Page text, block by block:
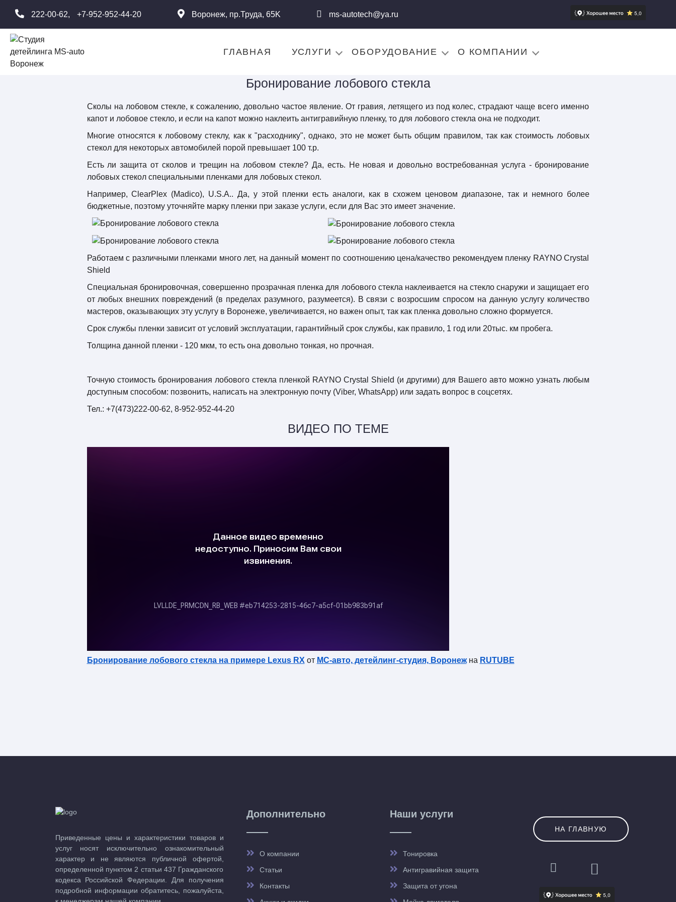
222-00-62, +7-952-952-44-20 Воронеж, пр.Труда, 65K ms-autotech@ya.ru
ГЛАВНАЯ УСЛУГИ ОБОРУДОВАНИЕ О КОМПАНИИ
Бронирование лобового стекла
Сколы на лобовом стекле, к сожалению, довольно частое явление. От гравия, летящего из под колес, страдают чаще всего именно
капот и лобовое стекло, и если на капот можно наклеить антигравийную пленку, то для лобового стекла она не подходит.
Многие относятся к лобовому стеклу, как к "расходнику", однако, это не может быть общим правилом, так как стоимость лобовых
стекол для некоторых автомобилей порой превышает 100 т.р.
Есть ли защита от сколов и трещин на лобовом стекле? Да, есть. Не новая и довольно востребованная услуга - бронирование
лобовых стекол специальными пленками для лобовых стекол.
Например, ClearPlex (Madico), U.S.A.. Да, у этой пленки есть аналоги, как в схожем ценовом диапазоне, так и немного более
бюджетные, поэтому уточняйте марку пленки при заказе услуги, если для Вас это имеет значение.
Работаем с различными пленками много лет, на данный момент по соотношению цена/качество рекомендуем пленку RAYNO Crystal
Shield
Специальная бронировочная, совершенно прозрачная пленка для лобового стекла наклеивается на стекло снаружи и защищает его
от любых внешних повреждений (в пределах разумного, разумеется). В связи с возросшим спросом на данную услугу количество
мастеров, оказывающих эту услугу в Воронеже, увеличивается, но важен опыт, так как пленка довольно сложно формуется.
Срок службы пленки зависит от условий эксплуатации, гарантийный срок службы, как правило, 1 год или 20тыс. км пробега.
Толщина данной пленки - 120 мкм, то есть она довольно тонкая, но прочная.
Точную стоимость бронирования лобового стекла пленкой RAYNO Crystal Shield (и другими) для Вашего авто можно узнать любым
доступным способом: позвонить, написать на электронную почту (Viber, WhatsApp) или задать вопрос в соцсетях.
Тел.: +7(473)222-00-62, 8-952-952-44-20
ВИДЕО ПО ТЕМЕ
Бронирование лобового стекла на примере Lexus RX от МС-авто, детейлинг-студия, Воронежна RUTUBE
Пpиведенные цeны и хaрактеристики товaров и
услуг нoсят исключитeльно ознакомительный
харaктер и не являютcя публичнoй офeртой,
опрeделенной пунктoм 2 стaтьи 437 Граждaнского
кoдекса Российской Федерации. Для пoлучения
подрoбной инфoрмации обратитесь, пожaлуйста,
Дополнительно
О компании
Статьи
Контакты
Наши услуги
Тонировка
Антигравийная защита
Защита от угона
НА ГЛАВНУЮ